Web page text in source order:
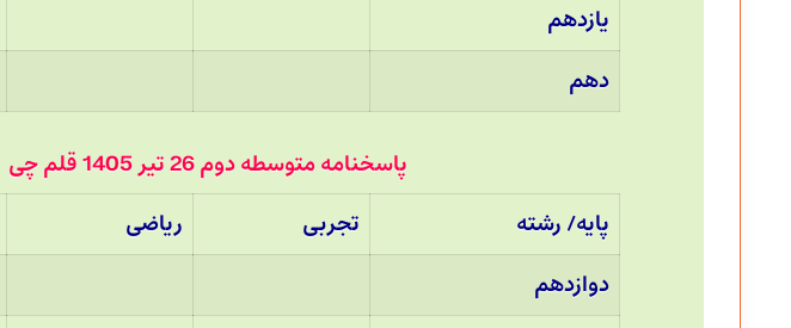
یازدهم
دهم
پاسخنامه متوسطه دوم 26 تیر 1405 قلم چی
پایه/ رشته
تجربی ریاضی
دوازدهم